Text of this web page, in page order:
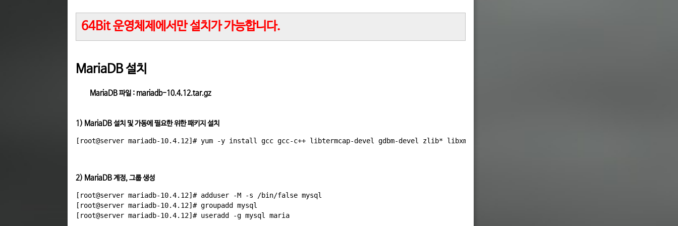
64Bit 운영체제에서만 설치가 가능합니다.
MariaDB 설치
MariaDB 파일 : mariadb-10.4.12.tar.gz
1) MariaDB 설치 및 가동에 필요한 위한 패키지 설치
2) MariaDB 계정, 그룹 생성
[root@server mariadb-10.4.12]# adduser -M -s /bin/false mysql
[root@server mariadb-10.4.12]# groupadd mysql